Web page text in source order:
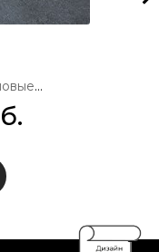
KM8401 Обои виниловые Трофи база, черный 1,06х10 (1, Т A) прямая стыковка